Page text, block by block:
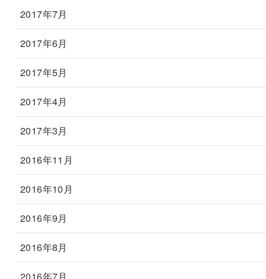
2017年7月
2017年6月
2017年5月
2017年4月
2017年3月
2016年11月
2016年10月
2016年9月
2016年8月